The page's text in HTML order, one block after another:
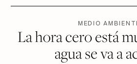
MEDIO
La hora cero está
agua se va a